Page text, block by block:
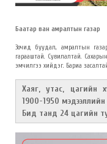
Баатар ван амралтын газар
Зочид буудал, амралтын
гарааштай. Сувилалтай.
эмчилгээ хийдэг. Бариа
Хаяг, утас, цагийн
1900-1950
Бид танд 24 цагийн